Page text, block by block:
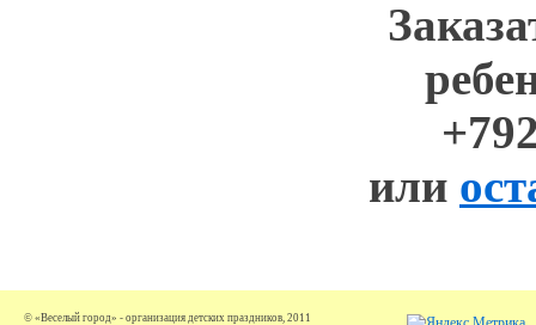
или
© «Веселый город» - организация детских праздников, 2011